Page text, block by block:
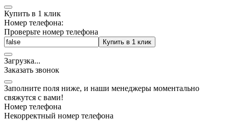
Купить в 1 клик
Номер телефона:
Проверьте номер телефона
Купить в 1 клик
Загрузка...
Заказать звонок
Заполните поля ниже, и наши менеджеры моментально
свяжутся с вами!
Номер телефона
Некорректный номер телефона